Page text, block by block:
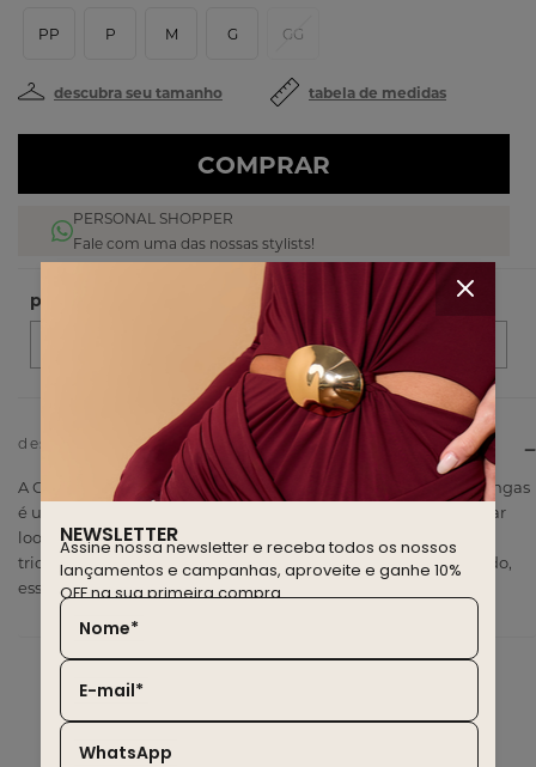
PP P M G GG
descubra seu tamanho tabela de medidas
COMPRAR
PERSONAL SHOPPER
Fale com uma das nossas stylists!
descrição do produto
A Camisa de Manga Longa em Tricoline com Detalhe nas Mangas
é uma peça de vestuário clássica e elegante, perfeita para criar
looks sofisticados e atemporais. Confeccionada em tecido
tricoline, conhecido por sua resistência e caimento estruturado,
essa camisa oferece um toque refinado e profissional.
NEWSLETTER
Assine nossa newsletter e receba todos os nossos
lançamentos e campanhas, aproveite e ganhe 10%
OFF na sua primeira compra.
Nome*
E-mail*
WhatsApp